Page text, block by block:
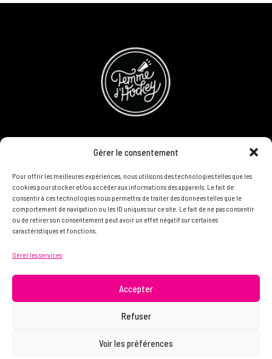
Gérer le consentement
Pour offrir les meilleures expériences, nous utilisons des technologies telles que les
cookies pour stocker et/ou accéder aux informations des appareils. Le fait de
consentir à ces technologies nous permettra de traiter des données telles que le
comportement de navigation ou les ID uniques sur ce site. Le fait de ne pas consentir
ou de retirer son consentement peut avoir un effet négatif sur certaines
caractéristiques et fonctions.
Gérer les services
Accepter
Refuser
Voir les préférences
CONCOURS
DEVENIR PARTENAIRE
POLITIQUE DE CONFIDENTIALITÉ
info@femme.hockey
© 2021 FEMME D’HOCKEY | Tous droits réservés.